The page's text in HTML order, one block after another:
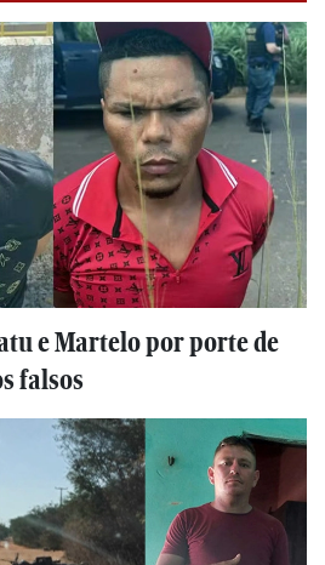
e Martelo por porte de
falsos